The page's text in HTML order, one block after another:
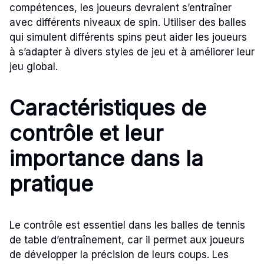
compétences, les joueurs devraient s’entraîner
avec différents niveaux de spin. Utiliser des balles
qui simulent différents spins peut aider les joueurs
à s’adapter à divers styles de jeu et à améliorer leur
jeu global.
Caractéristiques de
contrôle et leur
importance dans la
pratique
Le contrôle est essentiel dans les balles de tennis
de table d’entraînement, car il permet aux joueurs
de développer la précision de leurs coups. Les